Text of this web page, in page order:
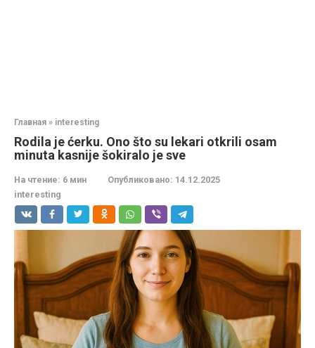
Главная » interesting
Rodila je ćerku. Ono što su lekari otkrili osam
minuta kasnije šokiralo je sve
На чтение: 6 мин Опубликовано: 14.12.2025
interesting